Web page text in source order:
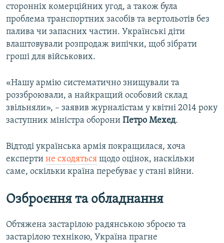
сторонніх комерційних угод, а також була
проблема транспортних засобів та вертольотів без
палива чи запасних частин. Українські діти
влаштовували розпродаж випічки, щоб зібрати
гроші для військових.
«Нашу армію систематично знищували та
роззброювали, а найкращий особовий склад
звільняли», – заявив журналістам у квітні 2014 року
заступник міністра оборони Петро Мехед.
Відтоді українська армія покращилася, хоча
експерти не сходяться щодо оцінок, наскільки
саме, оскільки країна перебуває у стані війни.
Озброєння та обладнання
Обтяжена застарілою радянською зброєю та
застарілою технікою, Україна прагне